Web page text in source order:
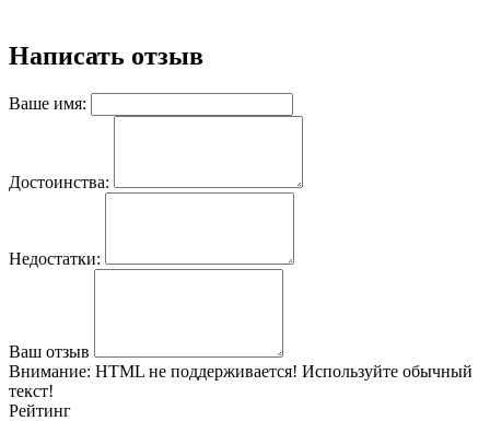
Написать отзыв
Ваше имя:
Достоинства:
Недостатки:
Ваш отзыв
Внимание: HTML не поддерживается! Используйте обычный
текст!
Рейтинг